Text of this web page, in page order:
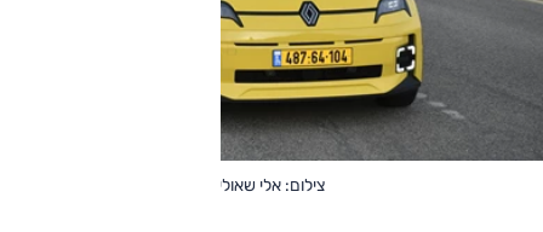
צילום: אלי שאולי